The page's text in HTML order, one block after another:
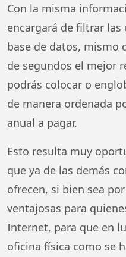
Con la misma
encargará de filtrar las
base de datos, mismo
de segundos el mejor
podrás colocar o
de manera ordenada
anual a pagar.
Esto resulta muy
que ya de las demás
ofrecen, si bien sea
ventajosas para
Internet, para que en
oficina física como se